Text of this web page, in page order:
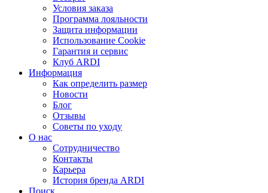
Условия заказа
Программа лояльности
Защита информации
Использование Cookie
Гарантия и сервис
Клуб ARDI
Информация
Как определить размер
Новости
Блог
Отзывы
Советы по уходу
О нас
Сотрудничество
Контакты
Карьера
История бренда ARDI
Поиск